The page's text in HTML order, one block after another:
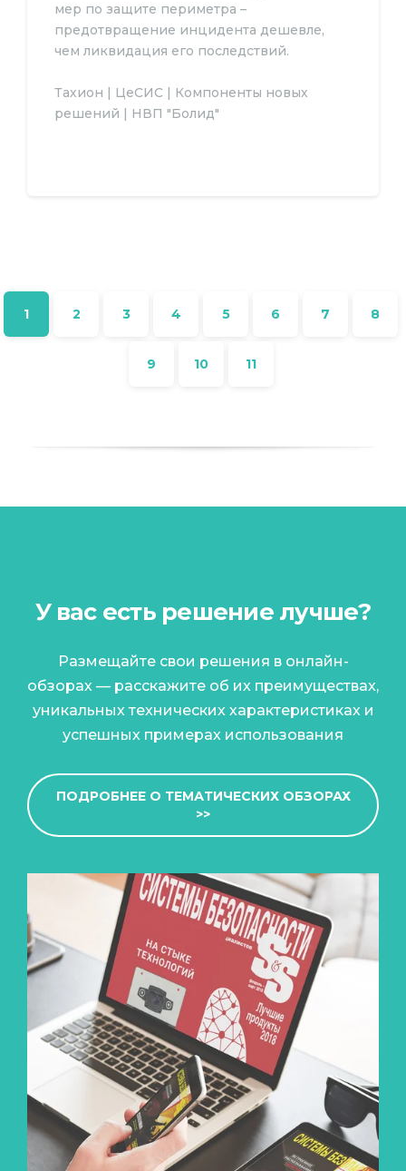
мер по защите периметра –
предотвращение инцидента дешевле,
чем ликвидация его последствий.
Тахион | ЦеСИС | Компоненты новых
решений | НВП "Болид"
1 2 3 4 5 6 7 8
9 10 11
У вас есть решение лучше?
Размещайте свои решения в онлайн-
обзорах — расскажите об их преимуществах,
уникальных технических характеристиках и
успешных примерах использования
ПОДРОБНЕЕ О ТЕМАТИЧЕСКИХ ОБЗОРАХ
>>